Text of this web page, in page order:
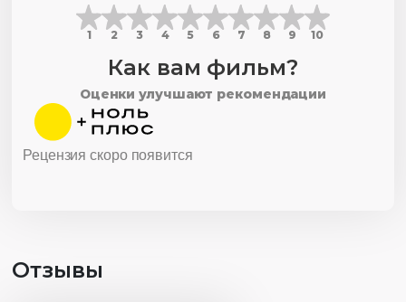
1 2 3 4 5 6 7 8 9 10
Как вам фильм?
Оценки улучшают рекомендации
Рецензия скоро появится
Отзывы